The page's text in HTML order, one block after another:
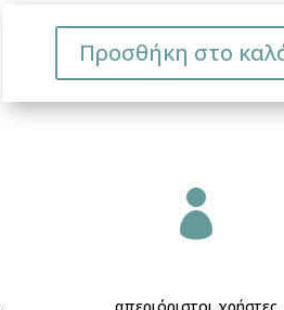
Προσθήκη στο

απεριόριστοι χρήστες